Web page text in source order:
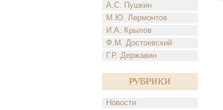
А.С. Пушкин
М.Ю. Лермонтов
И.А. Крылов
Ф.М. Достоевский
Г.Р. Державин
Рубрики
Новости